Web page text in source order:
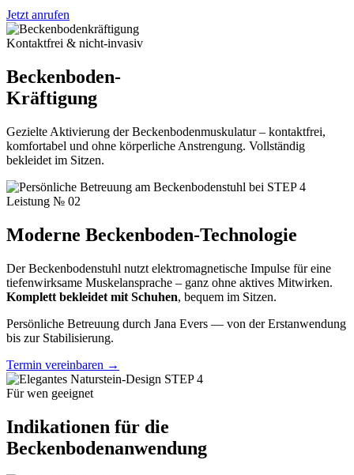
Jetzt anrufen
Kontaktfrei & nicht-invasiv
Beckenboden-
Kräftigung
Gezielte Aktivierung der Beckenbodenmuskulatur – kontaktfrei,
komfortabel und ohne körperliche Anstrengung. Vollständig
bekleidet im Sitzen.
Leistung № 02
Moderne Beckenboden-Technologie
Der Beckenbodenstuhl nutzt elektromagnetische Impulse für eine
tiefenwirksame Muskelansprache – ganz ohne aktives Mitwirken.
Komplett bekleidet mit Schuhen, bequem im Sitzen.
Persönliche Betreuung durch Jana Evers — von der Erstanwendung
bis zur Stabilisierung.
Termin vereinbaren →
Für wen geeignet
Indikationen für die
Beckenbodenanwendung